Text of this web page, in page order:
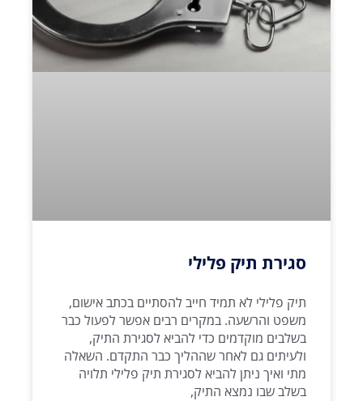
סגירת תיק פלילי
תיק פלילי לא תמיד חייב להסתיים בכתב אישום,
משפט והרשעה. במקרים רבים אפשר לפעול כבר
בשלבים מוקדמים כדי להביא לסגירת התיק,
ולעיתים גם לאחר שההליך כבר התקדם. השאלה
מתי ואיך ניתן להביא לסגירת תיק פלילי תלויה
בשלב שבו נמצא התיק,